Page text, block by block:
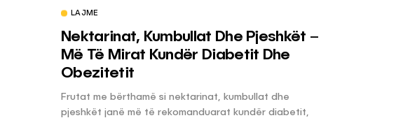
LAJME
Nektarinat, Kumbullat Dhe Pjeshkët –
Më Të Mirat Kundër Diabetit Dhe
Obezitetit
Frutat me bërthamë si nektarinat, kumbullat dhe
pjeshkët janë më të rekomanduarat kundër diabetit,
KËSHILLA & IDE
e Ushqimeve